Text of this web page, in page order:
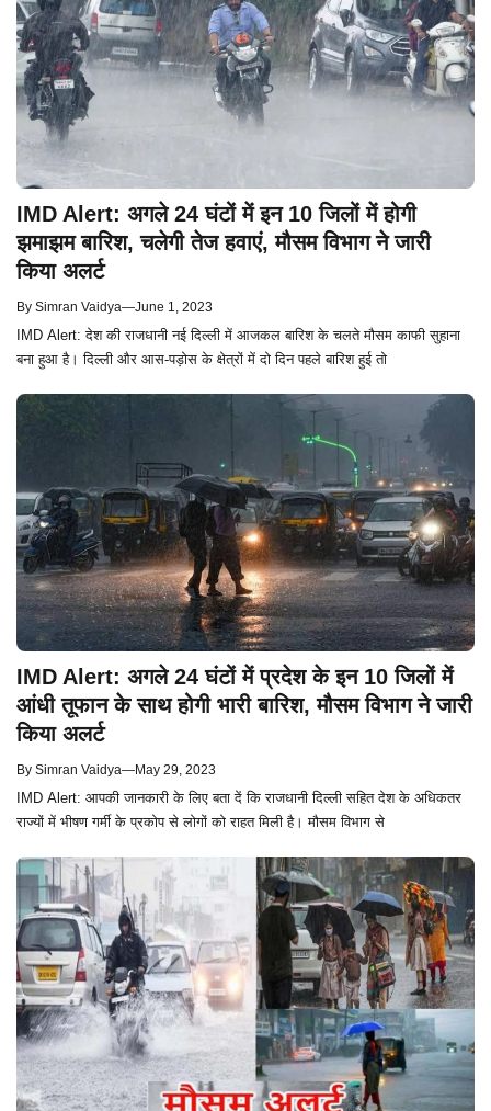
IMD Alert: अगले 24 घंटों में इन 10 जिलों में होगी
झमाझम बारिश, चलेगी तेज हवाएं, मौसम विभाग ने जारी
किया अलर्ट
By Simran Vaidya—June 1, 2023
IMD Alert: देश की राजधानी नई दिल्ली में आजकल बारिश के चलते मौसम काफी सुहाना
बना हुआ है। दिल्ली और आस-पड़ोस के क्षेत्रों में दो दिन पहले बारिश हुई तो
IMD Alert: अगले 24 घंटों में प्रदेश के इन 10 जिलों में
आंधी तूफान के साथ होगी भारी बारिश, मौसम विभाग ने जारी
किया अलर्ट
By Simran Vaidya—May 29, 2023
IMD Alert: आपकी जानकारी के लिए बता दें कि राजधानी दिल्ली सहित देश के अधिकतर
राज्यों में भीषण गर्मी के प्रकोप से लोगों को राहत मिली है। मौसम विभाग से